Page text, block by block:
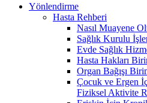
Yönlendirme
Hasta Rehberi
Nasıl Muayene
Sağlık Kurulu
Evde Sağlık
Hasta Hakları
Organ Bağışı
Çocuk ve Ergen
Fiziksel Aktivite